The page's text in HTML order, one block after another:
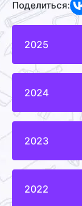
Поделиться:
2025
2024
2023
2022